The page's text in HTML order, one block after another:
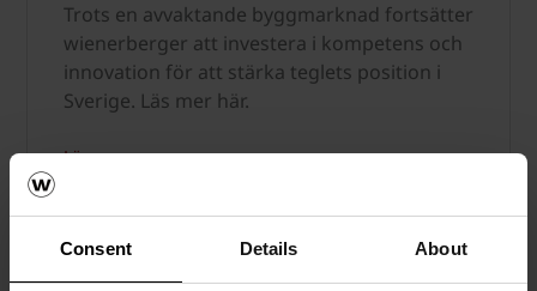
Consent Details About
Trots en avvaktande byggmarknad fortsätter
wienerberger att investera i kompetens och
innovation för att stärka teglets position i
Sverige. Läs mer här.
Läs mera